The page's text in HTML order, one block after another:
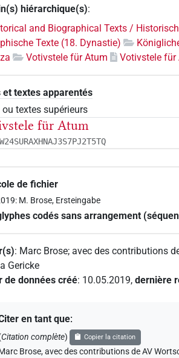
hiérarchique(s):
and Biographical Texts /
Texte (18. Dynastie)
Votivstele für Atum Votivstele für
et textes apparentés
ou textes supérieurs
für Atum
de fichier
M. Brose, Ersteingabe
codés sans arrangement
: Marc Brose;avec des contributions
Gericke
de données créé: 10.05.2019,dernière
en tant que:
Citation complète) Copier la citation
Brose,avec des contributions de AV